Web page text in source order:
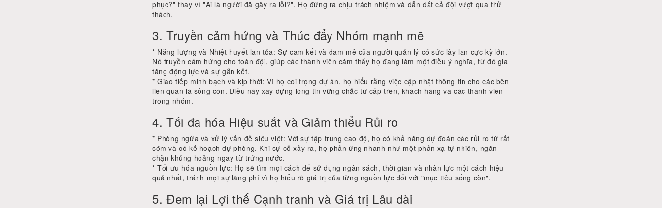
phục?" thay vì "Ai là người đã gây ra lỗi?". Họ đứng ra chịu trách nhiệm và dẫn dắt cả đội vượt qua thử
thách.
3. Truyền cảm hứng và Thúc đẩy Nhóm mạnh mẽ
* Năng lượng và Nhiệt huyết lan tỏa: Sự cam kết và đam mê của người quản lý có sức lây lan cực kỳ lớn.
Nó truyền cảm hứng cho toàn đội, giúp các thành viên cảm thấy họ đang làm một điều ý nghĩa, từ đó gia
tăng động lực và sự gắn kết.
* Giao tiếp minh bạch và kịp thời: Vì họ coi trọng dự án, họ hiểu rằng việc cập nhật thông tin cho các bên
liên quan là sống còn. Điều này xây dựng lòng tin vững chắc từ cấp trên, khách hàng và các thành viên
trong nhóm.
4. Tối đa hóa Hiệu suất và Giảm thiểu Rủi ro
* Phòng ngừa và xử lý vấn đề siêu việt: Với sự tập trung cao độ, họ có khả năng dự đoán các rủi ro từ rất
sớm và có kế hoạch dự phòng. Khi sự cố xảy ra, họ phản ứng nhanh như một phản xạ tự nhiên, ngăn
chặn khủng hoảng ngay từ trứng nước.
* Tối ưu hóa nguồn lực: Họ sẽ tìm mọi cách để sử dụng ngân sách, thời gian và nhân lực một cách hiệu
quả nhất, tránh mọi sự lãng phí vì họ hiểu rõ giá trị của từng nguồn lực đối với "mục tiêu sống còn".
5. Đem lại Lợi thế Cạnh tranh và Giá trị Lâu dài